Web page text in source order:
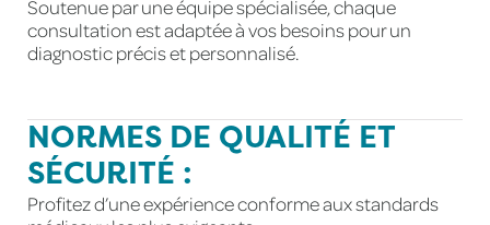
Soutenue par une équipe spécialisée, chaque
consultation est adaptée à vos besoins pour un
diagnostic précis et personnalisé.
NORMES DE QUALITÉ ET
SÉCURITÉ :
Profitez d’une expérience conforme aux standards